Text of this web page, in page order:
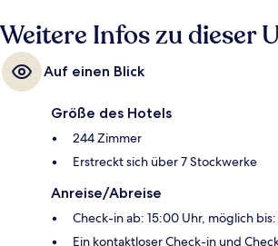
Weitere Infos zu dieser
Auf einen Blick
Größe des Hotels
244 Zimmer
Erstreckt sich über 7 Stockwerke
Anreise/Abreise
Check-in ab: 15:00 Uhr, möglich
Ein kontaktloser Check-in und